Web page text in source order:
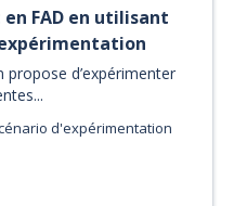
FAD en utilisant
propose d’expérimenter
d'expérimentation